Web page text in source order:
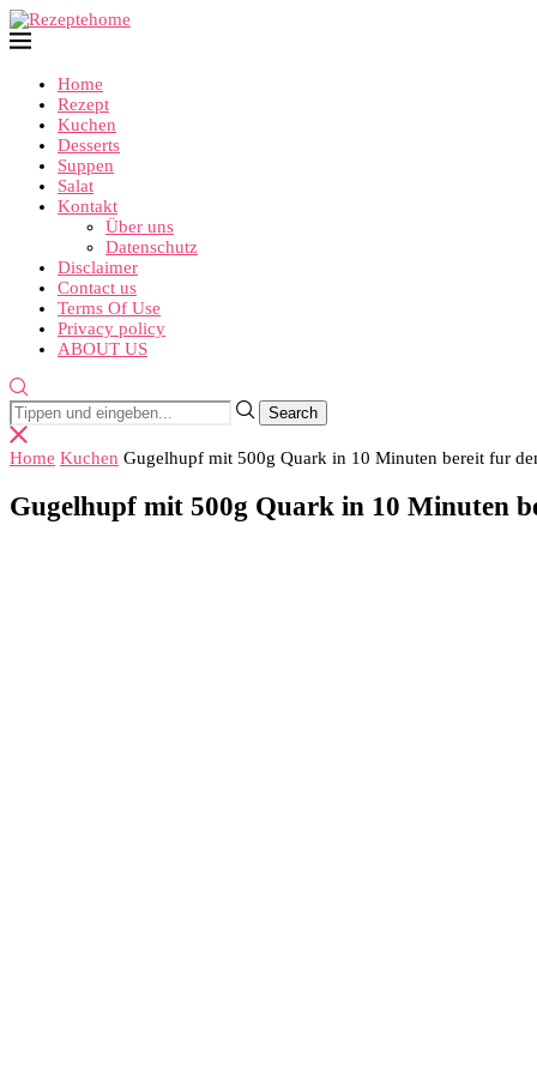
Home
Rezept
Kuchen
Desserts
Suppen
Salat
Kontakt
Über uns
Datenschutz
Disclaimer
Contact us
Terms Of Use
Privacy policy
ABOUT US
Home Kuchen Gugelhupf mit 500g Quark in 10 Minuten bereit fur
Gugelhupf mit 500g Quark in 10 Minuten